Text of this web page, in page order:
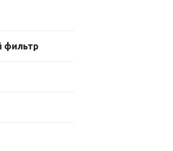
фильтр